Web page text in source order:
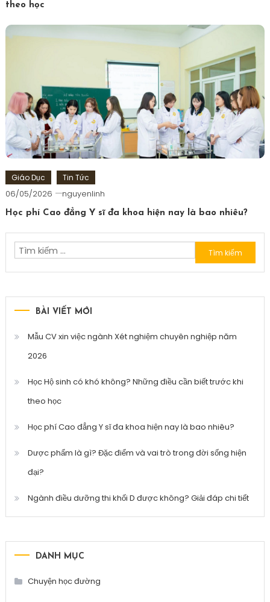
theo học
Giáo Dục Tin Tức
06/05/2026 nguyenlinh
Học phí Cao đẳng Y sĩ đa khoa hiện nay là bao nhiêu?
Tìm
kiếm
BÀI VIẾT MỚI
Mẫu CV xin việc ngành Xét nghiệm chuyên nghiệp năm
2026
Học Hộ sinh có khó không? Những điều cần biết trước khi
theo học
Học phí Cao đẳng Y sĩ đa khoa hiện nay là bao nhiêu?
Dược phẩm là gì? Đặc điểm và vai trò trong đời sống hiện
đại?
Ngành điều dưỡng thi khối D được không? Giải đáp chi tiết
DANH MỤC
Chuyện học đường